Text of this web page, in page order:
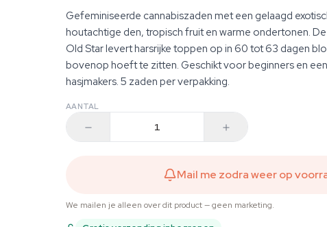
Gefeminiseerde cannabiszaden met een gelaagd
houtachtige den, tropisch fruit en warme ondertonen. De
Old Star levert harsrijke toppen op in 60 tot 63 dagen
bovenop hoeft te zitten. Geschikt voor beginners en
hasjmakers. 5 zaden per verpakking.
AANTAL
Mail me zodra weer op
We mailen je alleen over dit product — geen marketing.